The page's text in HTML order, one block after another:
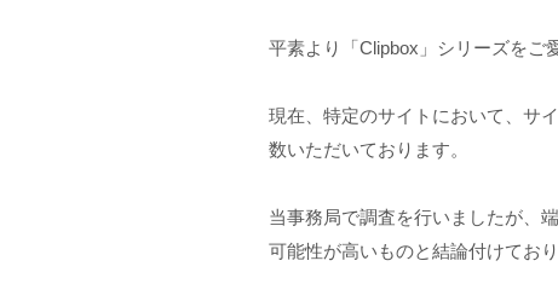
平素より「Clipbox」シリーズをご
現在、特定のサイトにおいて、サ
数いただいております。
当事務局で調査を行いましたが、
可能性が高いものと結論付けており